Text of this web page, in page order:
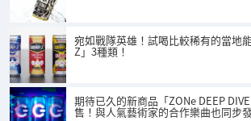
宛如戰隊英雄！試喝比較稀有的當地
Z」3種類！
期待已久的新商品「ZONe DEEP
售！與人氣藝術家的合作樂曲也同步